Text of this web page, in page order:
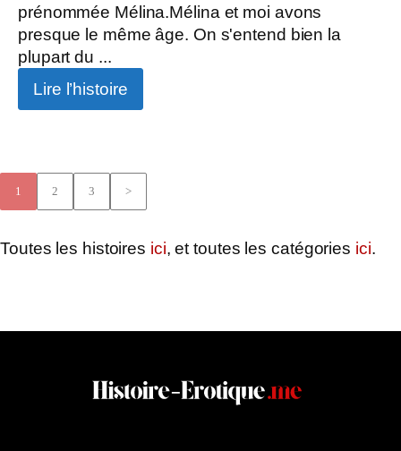
prénommée Mélina.Mélina et moi avons
presque le même âge. On s'entend bien la
plupart du ...
Lire l’histoire
1 2 3 >
Toutes les histoires ici, et toutes les catégories ici.